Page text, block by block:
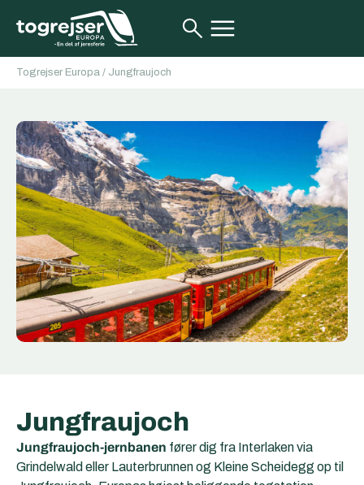
Togrejser Europa / Jungfraujoch
Jungfraujoch
Jungfraujoch-jernbanen fører dig fra Interlaken via
Grindelwald eller Lauterbrunnen og Kleine Scheidegg op til